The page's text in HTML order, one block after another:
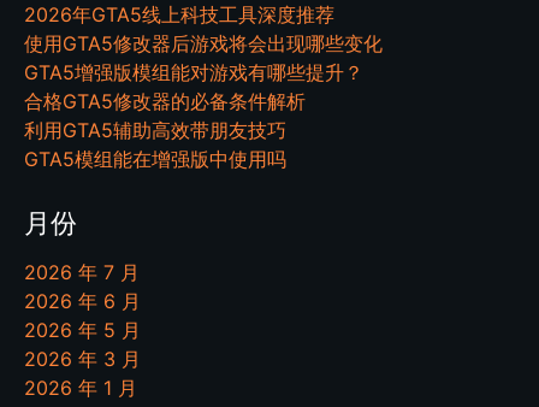
2026年GTA5线上科技工具深度推荐
使用GTA5修改器后游戏将会出现哪些变化
GTA5增强版模组能对游戏有哪些提升？
合格GTA5修改器的必备条件解析
利用GTA5辅助高效带朋友技巧
GTA5模组能在增强版中使用吗
月份
2026 年 7 月
2026 年 6 月
2026 年 5 月
2026 年 3 月
2026 年 1 月